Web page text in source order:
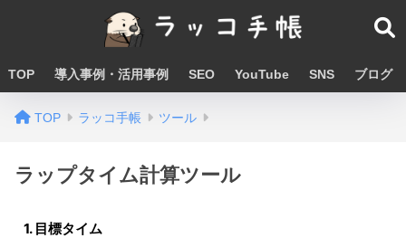
TOP 導入事例・活用事例 SEO YouTube SNS ブログ
TOP ラッコ手帳 ツール
ラップタイム計算ツール
1. 目標タイム